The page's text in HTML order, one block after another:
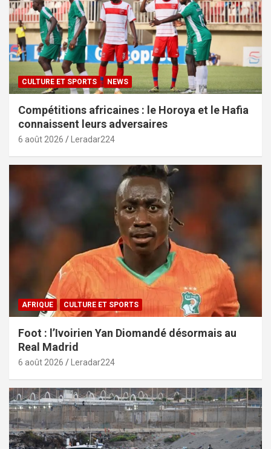
CULTURE ET SPORTS NEWS
Compétitions africaines : le Horoya et le Hafia
connaissent leurs adversaires
6 août 2026 Leradar224
AFRIQUE CULTURE ET SPORTS
Foot : l’Ivoirien Yan Diomandé désormais au
Real Madrid
6 août 2026 Leradar224